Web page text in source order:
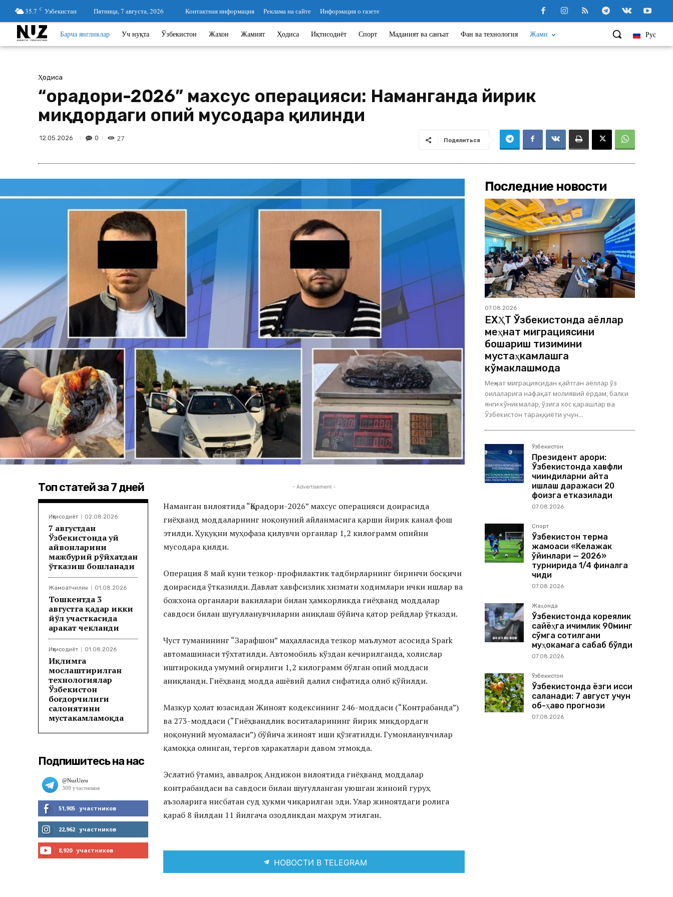
35.7 C Узбекистан Пятница, 7 августа, 2026 Контактная информация Реклама на сайте Информация о газете
Рус
Барча янгликлар Уч нуқта Ўзбекистон Жахон Жамият Ҳодиса Иқтисодиёт Спорт Маданият ва санъат Фан ва технология Жами
Ҳодиса
“Қорадори-2026” махсус операцияси: Наманганда йирик
миқдордаги опий мусодара қилинди
12.05.2026 0 27 Поделиться
Топ статей за 7 дней
Иқтисодиёт 02.08.2026
7 августдан
Ўзбекистонда уй
ҳайвонларини
мажбурий рўйхатдан
ўтказиш бошланади
Жамоатчилик 01.08.2026
Тошкентда 3
августга қадар икки
йўл участкасида
ҳаракат чекланди
Иқтисодиёт 01.08.2026
Иқлимга
мослаштирилган
технологиялар
Ўзбекистон
боғдорчилиги
салоҳиятини
мустаҳкамламоқда
Подпишитесь на нас
51,905 участников
МНЕ НРАВИТСЯ
22,962 участников
8,920 участников
- Advertisement -
Наманган вилоятида “Қорадори-2026” махсус операцияси доирасида
гиёҳванд моддаларнинг ноқонуний айланмасига қарши йирик канал фош
этилди. Ҳуқуқни муҳофаза қилувчи органлар 1,2 килограмм опийни
мусодара қилди.
Операция 8 май куни тезкор-профилактик тадбирларнинг биринчи босқичи
доирасида ўтказилди. Давлат хавфсизлик хизмати ходимлари ички ишлар ва
божхона органлари вакиллари билан ҳамкорликда гиёҳванд моддалар
савдоси билан шуғулланувчиларни аниқлаш бўйича қатор рейдлар ўтказди.
Чуст туманининг “Зарафшон” маҳалласида тезкор маълумот асосида Spark
автомашинаси тўхтатилди. Автомобиль кўздан кечирилганда, холислар
иштирокида умумий оғирлиги 1,2 килограмм бўлган опий моддаси
аниқланди. Гиёҳванд модда ашёвий далил сифатида олиб қўйилди.
Мазкур ҳолат юзасидан Жиноят кодексининг 246-моддаси (“Контрабанда”)
ва 273-моддаси (“Гиёҳвандлик воситаларининг йирик миқдордаги
ноқонуний муомаласи”) бўйича жиноят иши қўзғатилди. Гумонланувчилар
қамоққа олинган, тергов ҳаракатлари давом этмоқда.
Эслатиб ўтамиз, аввалроқ Андижон вилоятида гиёҳванд моддалар
контрабандаси ва савдоси билан шуғулланган уюшган жиноий гуруҳ
аъзоларига нисбатан суд ҳукми чиқарилган эди. Улар жиноятдаги ролига
қараб 8 йилдан 11 йилгача озодликдан маҳрум этилган.
НОВОСТИ В TELEGRAM
Последние новости
07.08.2026
ЕХҲТ Ўзбекистонда аёллар
меҳнат миграциясини
бошқариш тизимини
мустаҳкамлашга
кўмаклашмоқда
Меҳнат миграциясидан қайтган аёллар ўз
оилаларига нафақат молиявий ёрдам, балки
янги кўникмалар, ўзига хос қарашлар ва
Ўзбекистон тараққиёти учун...
Ўзбекистон
Президент қарори:
Ўзбекистонда хавфли
чиқиндиларни қайта
ишлаш даражаси 20
фоизга етказилади
07.08.2026
Спорт
Ўзбекистон терма
жамоаси «Келажак
ўйинлари — 2026»
турнирида 1/4 финалга
чиқди
07.08.2026
Жаҳонда
Ўзбекистонда кореялик
сайёҳга ичимлик 90минг
сўмга сотилгани
муҳокамага сабаб бўлди
07.08.2026
Ўзбекистон
Ўзбекистонда ёзги иссиқ
сақланади: 7 август учун
об-ҳаво прогнози
07.08.2026